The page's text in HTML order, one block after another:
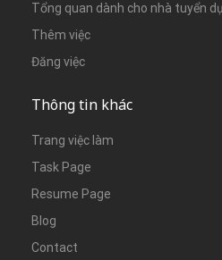
Tổng quan dành cho nhà tuyển
Thêm việc
Đăng việc
Thông tin khác
Trang việc làm
Task Page
Resume Page
Blog
Contact